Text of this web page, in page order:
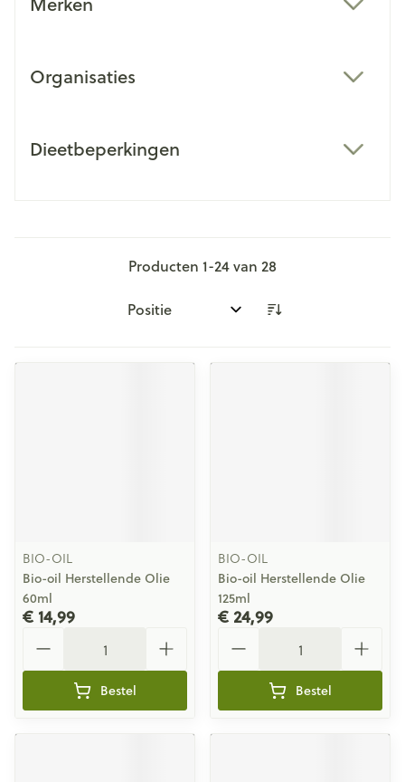
Organisaties
Dieetbeperkingen
Producten 1-24van 28
Sorteer op:
BIO-OIL
Bio-oil Herstellende Olie
60ml
€ 14,99
Bestel
BIO-OIL
Bio-oil Herstellende Olie
125ml
€ 24,99
Bestel